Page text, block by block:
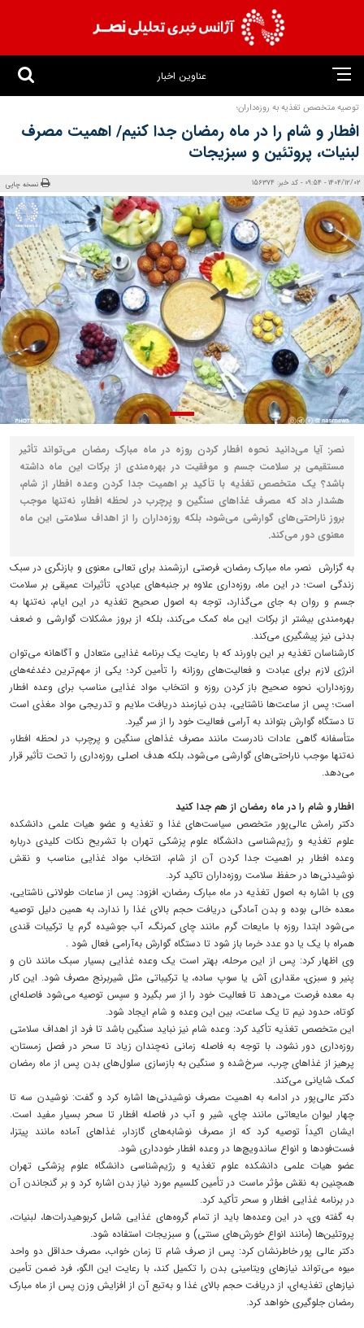
عناوین اخبار
توصیه متخصص تغذیه به روزه‌داران؛
افطار و شام را در ماه رمضان جدا کنیم/ اهمیت مصرف
لبنیات، پروتئین‌ و سبزیجات
1404/12/02 - 09:54 - کد خبر: 156374 نسخه چاپی
نصر: آیا می‌دانید نحوه افطار کردن روزه در ماه مبارک رمضان می‌تواند تأثیر
مستقیمی بر سلامت جسم و موفقیت در بهره‌مندی از برکات این ماه داشته
باشد؟ یک متخصص تغذیه با تأکید بر اهمیت جدا کردن وعده افطار از شام،
هشدار داد که مصرف غذاهای سنگین و پرچرب در لحظه افطار، نه‌تنها موجب
بروز ناراحتی‌های گوارشی می‌شود، بلکه روزه‌داران را از اهداف سلامتی این ماه
معنوی دور می‌کند.
به گزارش نصر، ماه مبارک رمضان، فرصتی ارزشمند برای تعالی معنوی و بازنگری در سبک
زندگی است؛ در این ماه، روزه‌داری علاوه بر جنبه‌های عبادی، تأثیرات عمیقی بر سلامت
جسم و روان به جای می‌گذارد، توجه به اصول صحیح تغذیه در این ایام، نه‌تنها به
بهره‌مندی بیشتر از برکات این ماه کمک می‌کند، بلکه از بروز مشکلات گوارشی و ضعف
بدنی نیز پیشگیری می‌کند.
کارشناسان تغذیه بر این باورند که با رعایت یک برنامه غذایی متعادل و آگاهانه می‌توان
انرژی لازم برای عبادت و فعالیت‌های روزانه را تأمین کرد؛ یکی از مهم‌ترین دغدغه‌های
روزه‌داران، نحوه صحیح باز کردن روزه و انتخاب مواد غذایی مناسب برای وعده افطار
است؛ پس از ساعت‌ها ناشتایی، بدن نیازمند دریافت ملایم و تدریجی مواد مغذی است
تا دستگاه گوارش بتواند به آرامی فعالیت خود را از سر گیرد.
متأسفانه گاهی عادات نادرست مانند مصرف غذاهای سنگین و پرچرب در لحظه افطار،
نه‌تنها موجب ناراحتی‌های گوارشی می‌شود، بلکه هدف اصلی روزه‌داری را تحت تأثیر قرار
می‌دهد.
افطار و شام را در ماه رمضان از هم جدا کنید
دکتر رامش عالی‌پور متخصص سیاست‌های غذا و تغذیه و عضو هیات علمی دانشکده
علوم تغذیه و رژیم‌شناسی دانشگاه علوم پزشکی تهران با تشریح نکات کلیدی درباره
وعده افطار بر اهمیت جدا کردن آن از شام، انتخاب مواد غذایی مناسب و نقش
نوشیدنی‌ها در حفظ سلامت روزه‌داران تاکید کرد.
وی با اشاره به اصول تغذیه در ماه مبارک رمضان، افزود: پس از ساعات طولانی ناشتایی،
معده خالی بوده و بدن آمادگی دریافت حجم بالای غذا را ندارد، به همین دلیل توصیه
می‌شود ابتدا روزه با مایعات گرم مانند چای کمرنگ، آب جوشیده گرم یا ترکیبات قندی
همراه با یک یا دو عدد خرما باز شود تا دستگاه گوارش به‌آرامی فعال شود .
وی اظهار کرد: پس از این مرحله، بهتر است یک وعده غذایی بسیار سبک مانند نان و
پنیر و سبزی، مقداری آش یا سوپ ساده، یا ترکیباتی مثل شیربرنج مصرف شود. این کار
به معده فرصت می‌دهد تا فعالیت خود را از سر بگیرد و سپس توصیه می‌شود فاصله‌ای
کوتاه، حدود نیم تا یک ساعت، بین این وعده و شام ایجاد شود.
این متخصص تغذیه تأکید کرد: وعده شام نیز نباید سنگین باشد تا فرد از اهداف سلامتی
روزه‌داری دور نشود، با توجه به فاصله زمانی نه‌چندان زیاد تا سحر در فصل زمستان،
پرهیز از غذاهای چرب، سرخ‌شده و سنگین به بازسازی سلول‌های بدن پس از ماه رمضان
کمک شایانی می‌کند.
دکتر عالی‌پور در ادامه به اهمیت مصرف نوشیدنی‌ها اشاره کرد و گفت: نوشیدن سه تا
چهار لیوان مایعاتی مانند چای، شیر و آب در فاصله افطار تا سحر بسیار مفید است.
ایشان اکیداً توصیه کرد که از مصرف نوشابه‌های گازدار، غذاهای آماده مانند پیتزا،
فست‌فودها و انواع ساندویچ‌ها در وعده افطار خودداری شود.
عضو هیات علمی دانشکده علوم تغذیه و رژیم‌شناسی دانشگاه علوم پزشکی تهران
همچنین به نقش مؤثر ماست در تأمین کلسیم مورد نیاز بدن اشاره کرد و بر گنجاندن آن
در برنامه غذایی افطار و سحر تأکید کرد.
به گفته وی، در این وعده‌ها باید از تمام گروه‌های غذایی شامل کربوهیدرات‌ها، لبنیات،
پروتئین‌ها (مانند انواع خورش‌های سنتی) و سبزیجات استفاده شود.
دکتر عالی پور خاطرنشان کرد: پس از صرف شام تا زمان خواب، مصرف حداقل دو واحد
میوه می‌تواند نیازهای ویتامینی بدن را تکمیل کند، با رعایت این الگو، فرد ضمن تأمین
نیازهای تغذیه‌ای، از دریافت حجم بالای غذا و به‌تبع آن از افزایش وزن پس از ماه مبارک
رمضان جلوگیری خواهد کرد.